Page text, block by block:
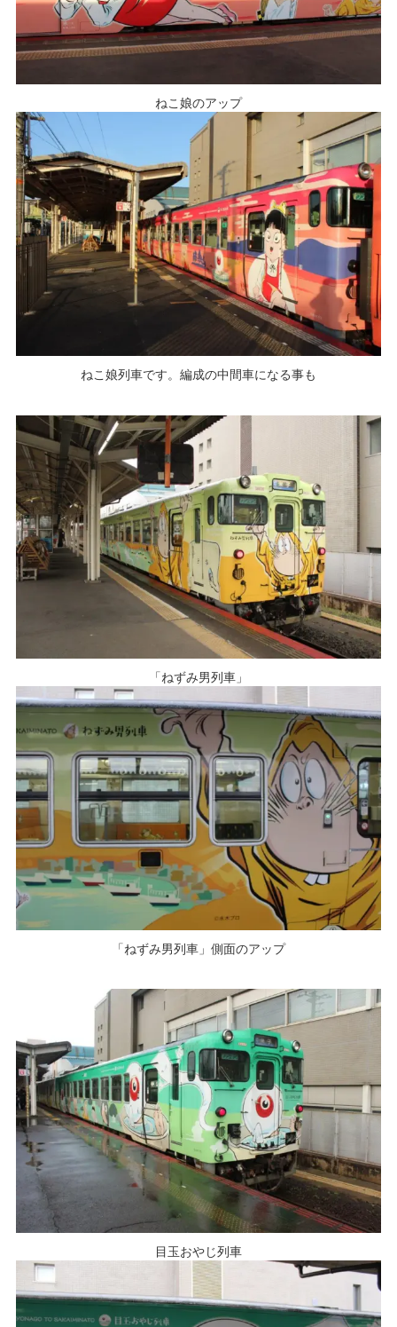
ねこ娘のアップ
ねこ娘列車です。編成の中間車になる事も
「ねずみ男列車」
「ねずみ男列車」側面のアップ
目玉おやじ列車